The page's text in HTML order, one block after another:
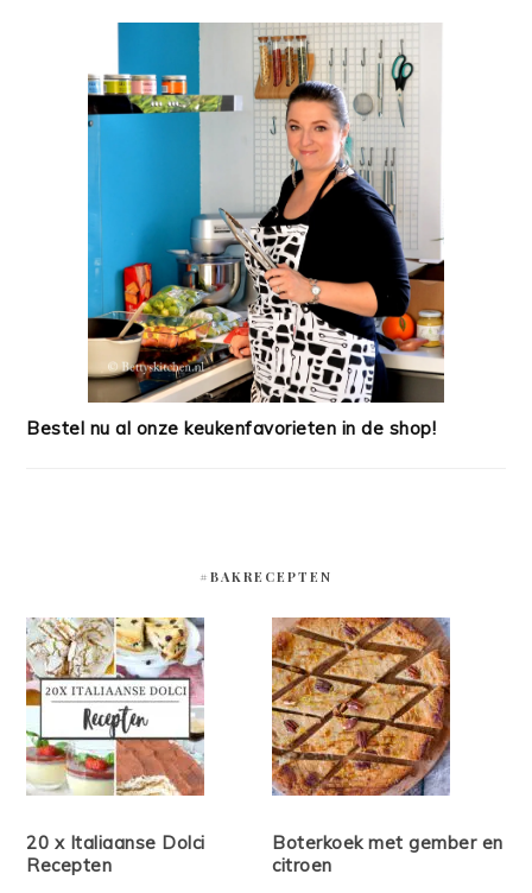
Bestel nu al onze keukenfavorieten in de shop!
#BAKRECEPTEN
20 x Italiaanse Dolci
Recepten
Boterkoek met gember en
citroen